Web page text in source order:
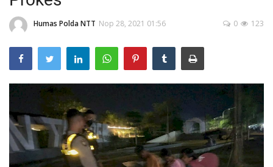
Reskrim
Lantas
Polisi Kita
Mitra Polisi
Giat Ops
Link Polda NTT
Humas Polda NTT Nop 28, 2021 01:56 123
0